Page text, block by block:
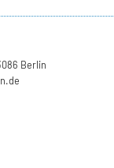
Berlin